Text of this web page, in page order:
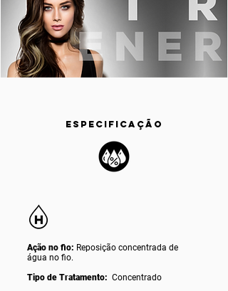
ESPECIFICAÇÃO
Ação no fio: Reposição concentrada de
água no fio.
Tipo de Tratamento: Concentrado